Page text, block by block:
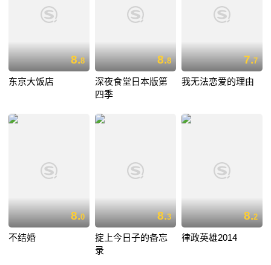
8.8
东京大饭店
8.8
深夜食堂日本版第
四季
7.7
我无法恋爱的理由
8.0
不结婚
8.3
掟上今日子的备忘
录
8.2
律政英雄2014